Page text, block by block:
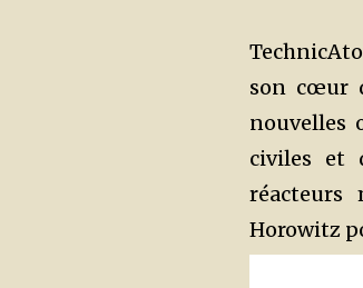
son cœur
nouvelles
civiles et
réacteurs
Horowitz